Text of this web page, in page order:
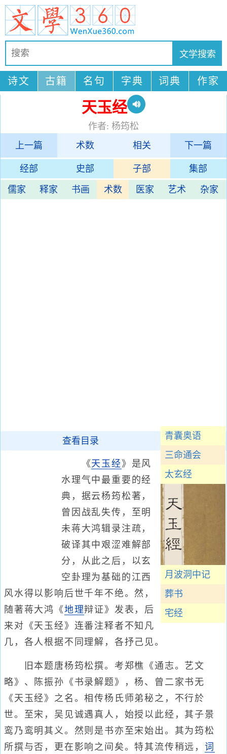
诗文 古籍 名句 字典 词典 作家
天玉经
作者: 杨筠松
上一篇
术数 相关 下一篇
经部 史部 子部 集部
儒家 释家 书画 术数 医家 艺术 杂家
青囊奥语
三命通会
太玄经
月波洞中记
葬书
宅经
查看目录
《天玉经》是风
水理气中最重要的经
典，据云杨筠松著，
曾因战乱失传，至明
未蒋大鸿辑录注疏，
破译其中艰涩难解部
分，从此之后，以玄
空卦理为基础的江西
风水得以影响后世千年不绝。然，
随著蒋大鸿《地理辩证》发表，后
来对《天玉经》连番注释者不知凡
几，各人根据不同理解，各抒己见。
旧本题唐杨筠松撰。考郑樵《通志。艺文
略》、陈振孙《书录解题》，杨、曾二家书无
《天玉经》之名。相传杨氏师弟秘之，不行於
世。至宋，吴见诚遇真人，始授以此经，其子景
鸾乃鸾明其义。然则是书亦至宋始出。其为筠松
所撰与否，更在影响之间矣。特其流传稍远， 词